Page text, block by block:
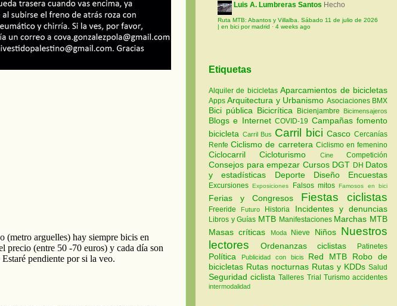
Luis A. Lumbreras Santos Hecho
Ruta MTB: Abantos y Villalba. Sábado 11 de julio de 2026
| en bici por madrid · 4 weeks ago
Etiquetas
Alquiler de bicicletasAparcamientos de bicicletas
AppsArquitectura y Urbanismo Asociaciones BMX
Bici pública Bicicrítica Bicienjambre Bicimensajeros
Blogs e InternetCOVID-19 Campañas fomento
bicicleta Carril Bus Carril biciCascoCercanías
RenfeCiclismo de carretera Ciclismo en femenino
CiclocarrilCicloturismo CineCompetición
Consejos para empezar Cursos DGT DH Datos
y estadísticas Deporte Diseño Encuestas
ExcursionesExposiciones Falsos mitosFamosos en bici
Ferias y Congresos Fiestas ciclistas
Freeride Futuro Historia Incidentes y denuncias
Libros y Guías MTB Manifestaciones Marchas MTB
Masas críticas
Moda Nieve Niños Nuestros
lectores
Ordenanzas ciclistas Patinetes
Política Publicidad con bicis Red MTB Robo de
bicicletas Rutas nocturnas Rutas y KDDs Salud
Seguridad ciclistaTalleres Trial Turismoaccidentes
intermodalidad